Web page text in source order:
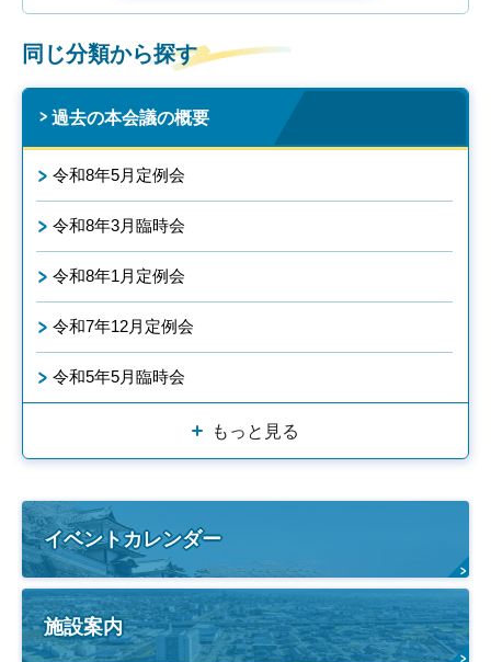
同じ分類から探す
過去の本会議の概要
令和8年5月定例会
令和8年3月臨時会
令和8年1月定例会
令和7年12月定例会
令和5年5月臨時会
もっと見る
イベントカレンダー
施設案内